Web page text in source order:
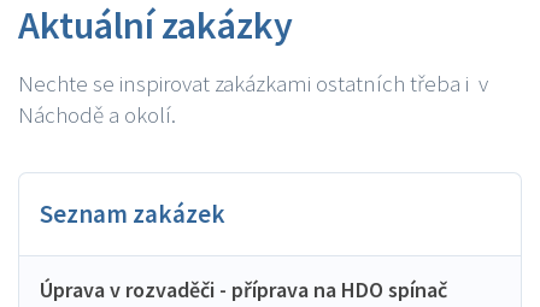
Aktuální zakázky
Nechte se inspirovat zakázkami ostatních třeba i v
Náchodě a okolí.
Seznam zakázek
Úprava v rozvaděči - příprava na HDO spínač